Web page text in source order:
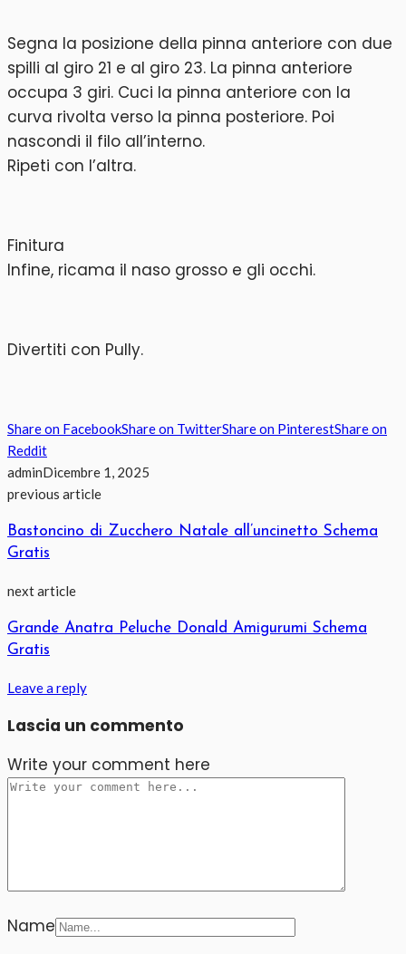
Segna la posizione della pinna anteriore con due
spilli al giro 21 e al giro 23. La pinna anteriore
occupa 3 giri. Cuci la pinna anteriore con la
curva rivolta verso la pinna posteriore. Poi
nascondi il filo all’interno.
Ripeti con l’altra.
Finitura
Infine, ricama il naso grosso e gli occhi.
Divertiti con Pully.
Share on FacebookShare on TwitterShare on PinterestShare on
Reddit
adminDicembre 1, 2025
previous article
Bastoncino di Zucchero Natale all’uncinetto Schema
Gratis
next article
Grande Anatra Peluche Donald Amigurumi Schema
Gratis
Leave a reply
Lascia un commento
Write your comment here
Name